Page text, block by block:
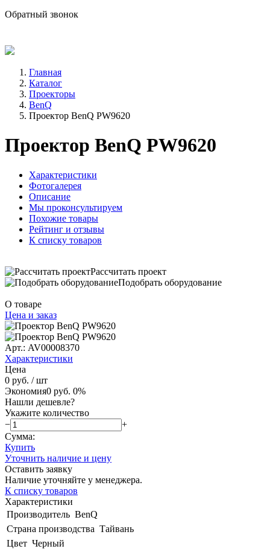
Обратный звонок
Главная
Каталог
Проекторы
BenQ
Проектор BenQ PW9620
Проектор BenQ PW9620
Характеристики
Фотогалерея
Описание
Мы проконсультируем
Похожие товары
Рейтинг и отзывы
К списку товаров
Рассчитать проект
Подобрать оборудование
О товаре
Цена и заказ
Арт.: AV00008370
Характеристики
Цена
0 руб. / шт
Экономия0 руб. 0%
Нашли дешевле?
Укажите количество
−
+
Сумма:
Купить
Уточнить наличие и цену
Оставить заявку
Наличие уточняйте у менеджера.
К списку товаров
Характеристики
Производитель BenQ
Страна производства Тайвань
Цвет Черный